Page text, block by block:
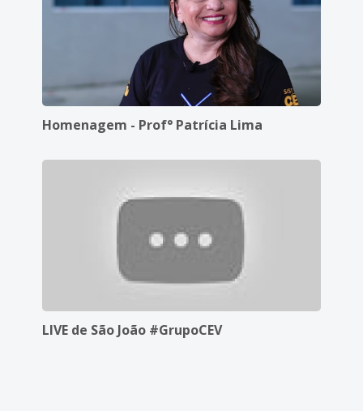
Homenagem - Prof° Patrícia Lima
LIVE de São João #GrupoCEV